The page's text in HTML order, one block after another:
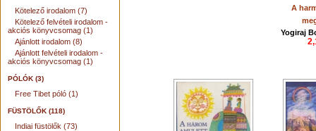
Kötelező irodalom (7)
Kötelező felvételi irodalom -
akciós könyvcsomag (1)
Ajánlott irodalom (8)
Ajánlott felvételi irodalom -
akciós könyvcsomag (1)
PÓLÓK (3)
Free Tibet póló (1)
FÜSTÖLŐK (118)
Indiai füstölők (73)
A
Yogiraj